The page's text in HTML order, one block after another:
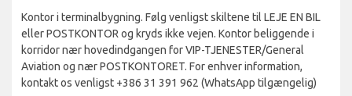
Kontor i terminalbygning. Følg venligst skiltene til LEJE EN BIL
eller POSTKONTOR og kryds ikke vejen. Kontor beliggende i
korridor nær hovedindgangen for VIP-TJENESTER/General
Aviation og nær POSTKONTORET. For enhver information,
kontakt os venligst +386 31 391 962 (WhatsApp tilgængelig)